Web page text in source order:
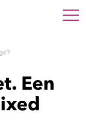
Een